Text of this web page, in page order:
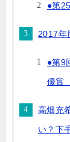
●第
2017年
●第9
優賞
高畑充
い？下